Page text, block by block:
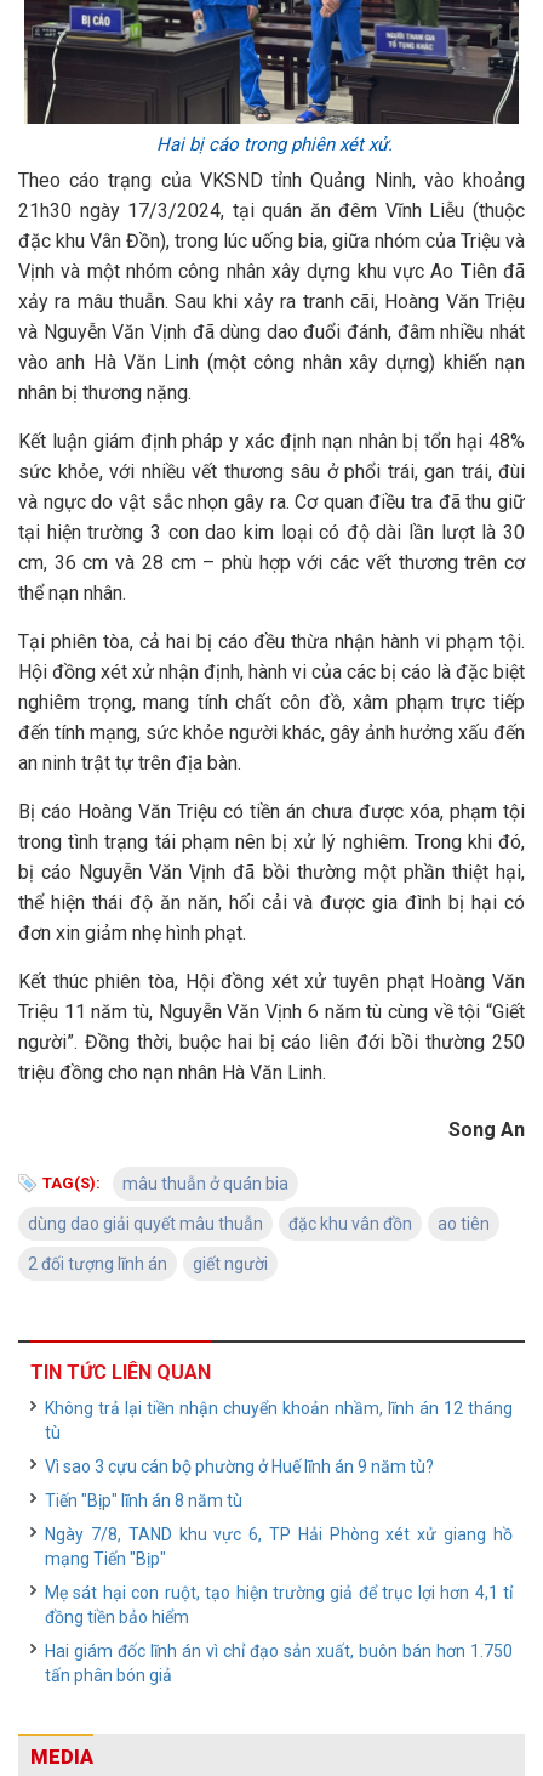
Hai bị cáo trong phiên xét xử.
Theo cáo trạng của VKSND tỉnh Quảng Ninh, vào khoảng
21h30 ngày 17/3/2024, tại quán ăn đêm Vĩnh Liễu (thuộc
đặc khu Vân Đồn), trong lúc uống bia, giữa nhóm của Triệu và
Vịnh và một nhóm công nhân xây dựng khu vực Ao Tiên đã
xảy ra mâu thuẫn. Sau khi xảy ra tranh cãi, Hoàng Văn Triệu
và Nguyễn Văn Vịnh đã dùng dao đuổi đánh, đâm nhiều nhát
vào anh Hà Văn Linh (một công nhân xây dựng) khiến nạn
nhân bị thương nặng.
Kết luận giám định pháp y xác định nạn nhân bị tổn hại 48%
sức khỏe, với nhiều vết thương sâu ở phổi trái, gan trái, đùi
và ngực do vật sắc nhọn gây ra. Cơ quan điều tra đã thu giữ
tại hiện trường 3 con dao kim loại có độ dài lần lượt là 30
cm, 36 cm và 28 cm – phù hợp với các vết thương trên cơ
thể nạn nhân.
Tại phiên tòa, cả hai bị cáo đều thừa nhận hành vi phạm tội.
Hội đồng xét xử nhận định, hành vi của các bị cáo là đặc biệt
nghiêm trọng, mang tính chất côn đồ, xâm phạm trực tiếp
đến tính mạng, sức khỏe người khác, gây ảnh hưởng xấu đến
an ninh trật tự trên địa bàn.
Bị cáo Hoàng Văn Triệu có tiền án chưa được xóa, phạm tội
trong tình trạng tái phạm nên bị xử lý nghiêm. Trong khi đó,
bị cáo Nguyễn Văn Vịnh đã bồi thường một phần thiệt hại,
thể hiện thái độ ăn năn, hối cải và được gia đình bị hại có
đơn xin giảm nhẹ hình phạt.
Kết thúc phiên tòa, Hội đồng xét xử tuyên phạt Hoàng Văn
Triệu 11 năm tù, Nguyễn Văn Vịnh 6 năm tù cùng về tội “Giết
người”. Đồng thời, buộc hai bị cáo liên đới bồi thường 250
triệu đồng cho nạn nhân Hà Văn Linh.
Song An
TAG(S): mâu thuẫn ở quán bia
dùng dao giải quyết mâu thuẫn đặc khu vân đồn ao tiên
2 đối tượng lĩnh án giết người
TIN TỨC LIÊN QUAN
Không trả lại tiền nhận chuyển khoản nhầm, lĩnh án 12 tháng
tù
Vì sao 3 cựu cán bộ phường ở Huế lĩnh án 9 năm tù?
Tiến "Bịp" lĩnh án 8 năm tù
Ngày 7/8, TAND khu vực 6, TP Hải Phòng xét xử giang hồ
mạng Tiến "Bịp"
Mẹ sát hại con ruột, tạo hiện trường giả để trục lợi hơn 4,1 tỉ
đồng tiền bảo hiểm
Hai giám đốc lĩnh án vì chỉ đạo sản xuất, buôn bán hơn 1.750
tấn phân bón giả
MEDIA